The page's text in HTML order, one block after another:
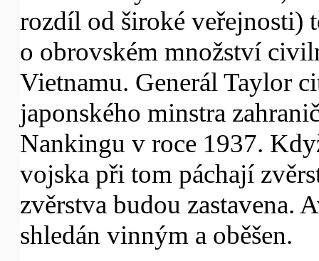
rozdíl od široké veřejnosti)
o obrovském množství
Vietnamu. Generál Taylor
japonského minstra
Nankingu v roce 1937.
vojska při tom páchají
zvěrstva budou zastavena.
shledán vinným a oběšen.